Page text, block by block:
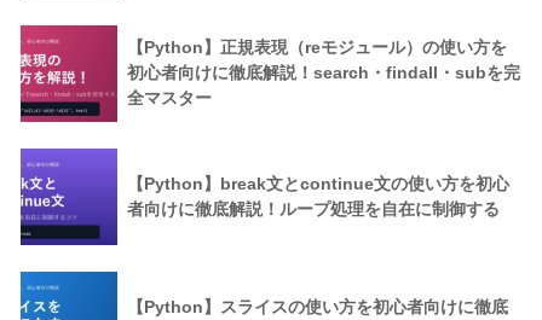
【Python】正規表現（reモジュール）の使い方を
初心者向けに徹底解説！search・findall・subを完
全マスター
【Python】break文とcontinue文の使い方を初心
者向けに徹底解説！ループ処理を自在に制御する
【Python】スライスの使い方を初心者向けに徹底